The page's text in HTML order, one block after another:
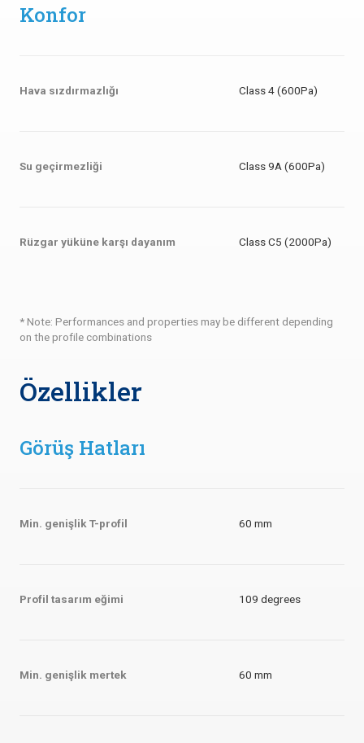
Konfor
Hava sızdırmazlığı Class 4 (600Pa)
Su geçirmezliği Class 9A (600Pa)
Rüzgar yüküne karşı dayanım Class C5 (2000Pa)
* Note: Performances and properties may be different depending
on the profile combinations
Özellikler
Görüş Hatları
Min. genişlik T-profil 60 mm
Profil tasarım eğimi 109 degrees
Min. genişlik mertek 60 mm